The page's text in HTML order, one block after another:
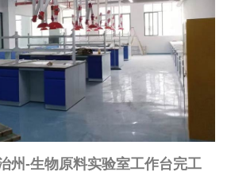
州-生物原料实验室工作台完工